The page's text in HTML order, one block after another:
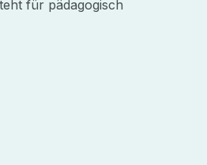
für pädagogisch